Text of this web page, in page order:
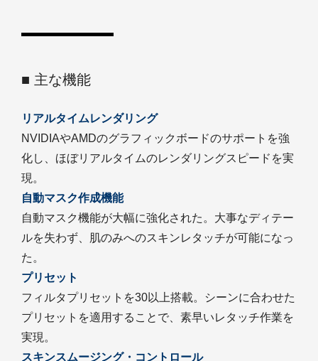
■ 主な機能
リアルタイムレンダリング
NVIDIAやAMDのグラフィックボードのサポートを強
化し、ほぼリアルタイムのレンダリングスピードを実
現。
自動マスク作成機能
自動マスク機能が大幅に強化された。大事なディテー
ルを失わず、肌のみへのスキンレタッチが可能になっ
た。
プリセット
フィルタプリセットを30以上搭載。シーンに合わせた
プリセットを適用することで、素早いレタッチ作業を
実現。
スキンスムージング・コントロール